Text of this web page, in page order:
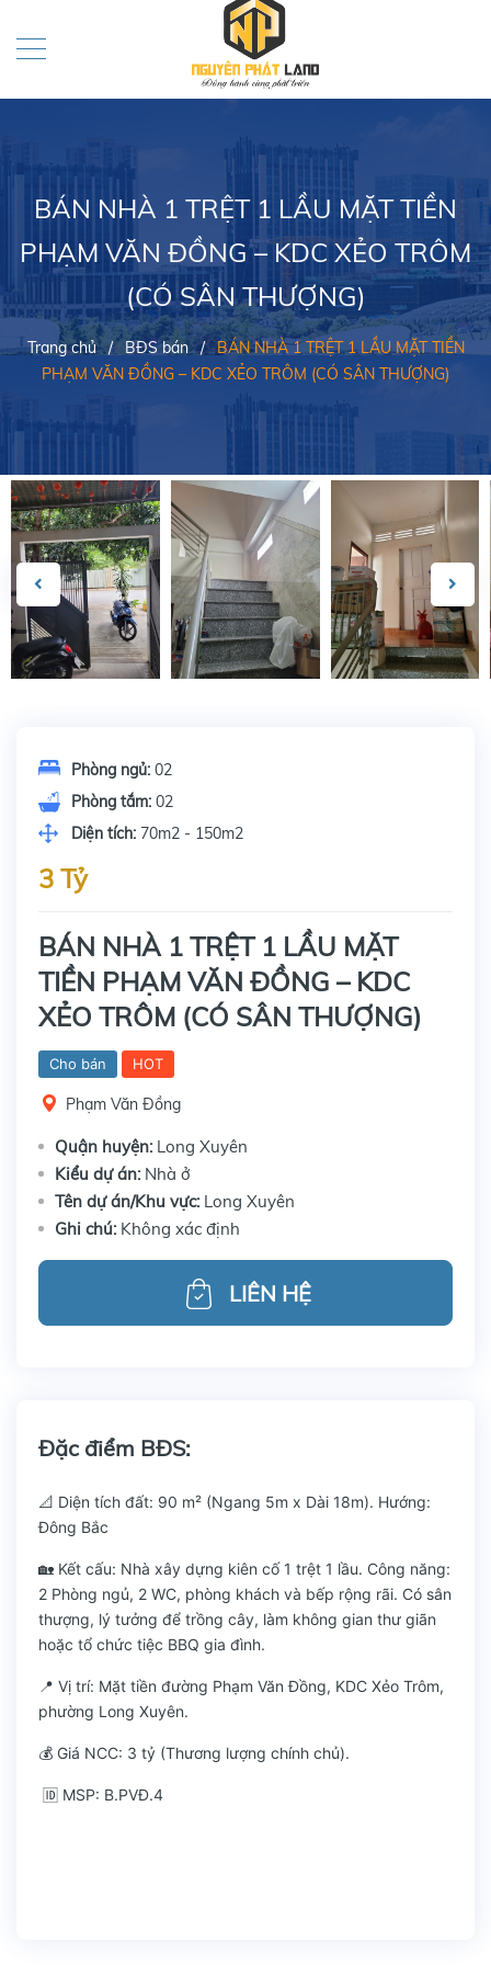
BÁN NHÀ 1 TRỆT 1 LẦU MẶT TIỀN
PHẠM VĂN ĐỒNG – KDC XẺO TRÔM
(CÓ SÂN THƯỢNG)
Trang chủ / BĐS bán / BÁN NHÀ 1 TRỆT 1 LẦU MẶT TIỀN
PHẠM VĂN ĐỒNG – KDC XẺO TRÔM (CÓ SÂN THƯỢNG)
Phòng ngủ: 02
Phòng tắm: 02
Diện tích: 70m2 - 150m2
3 Tỷ
BÁN NHÀ 1 TRỆT 1 LẦU MẶT
TIỀN PHẠM VĂN ĐỒNG – KDC
XẺO TRÔM (CÓ SÂN THƯỢNG)
Cho bán HOT
Phạm Văn Đồng
Quận huyện: Long Xuyên
Kiểu dự án: Nhà ở
Tên dự án/Khu vực: Long Xuyên
Ghi chú: Không xác định
LIÊN HỆ
Đặc điểm BĐS:
📐 Diện tích đất: 90 m² (Ngang 5m x Dài 18m). Hướng:
Đông Bắc
🏡 Kết cấu: Nhà xây dựng kiên cố 1 trệt 1 lầu. Công năng:
2 Phòng ngủ, 2 WC, phòng khách và bếp rộng rãi. Có sân
thượng, lý tưởng để trồng cây, làm không gian thư giãn
hoặc tổ chức tiệc BBQ gia đình.
📍 Vị trí: Mặt tiền đường Phạm Văn Đồng, KDC Xẻo Trôm,
phường Long Xuyên.
💰 Giá NCC: 3 tỷ (Thương lượng chính chủ).
🆔 MSP: B.PVĐ.4